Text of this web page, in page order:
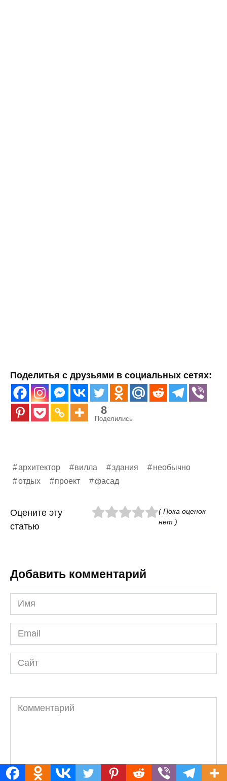
Поделитья с друзьями в социальных сетях:
8
Поделились
архитектор вилла здания
необычно
отдых
проект фасад
Оцените эту
статью
( Пока оценок
нет )
Добавить комментарий
Имя
*
Email
*
Сайт
Комментарий